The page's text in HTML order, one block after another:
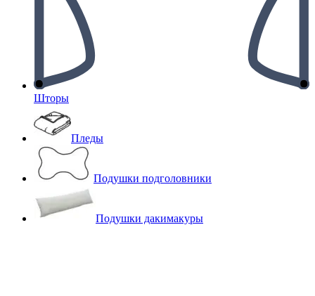
Шторы
Пледы
Подушки подголовники
Подушки дакимакуры